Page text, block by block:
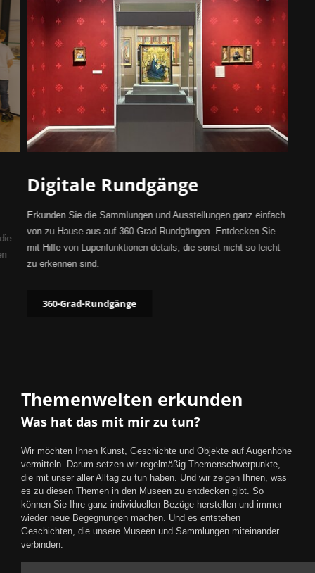
Digitale Rundgänge
Erkunden Sie die Sammlungen und Ausstellungen ganz einfach
von zu Hause aus auf 360-Grad-Rundgängen. Entdecken Sie
mit Hilfe von Lupenfunktionen details, die sonst nicht so leicht
zu erkennen sind.
360-Grad-Rundgänge
Themenwelten erkunden
Was hat das mit mir zu tun?
Wir möchten Ihnen Kunst, Geschichte und Objekte auf Augenhöhe
vermitteln. Darum setzen wir regelmäßig Themenschwerpunkte,
die mit unser aller Alltag zu tun haben. Und wir zeigen Ihnen, was
es zu diesen Themen in den Museen zu entdecken gibt. So
können Sie Ihre ganz individuellen Bezüge herstellen und immer
wieder neue Begegnungen machen. Und es entstehen
Geschichten, die unsere Museen und Sammlungen miteinander
verbinden.